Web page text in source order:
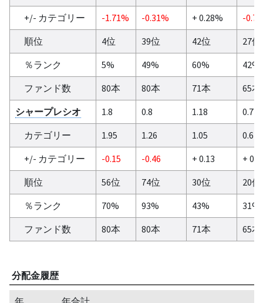
+/- カテゴリー
-1.71% -0.31% + 0.28%
-
順位
4位 39位 42位
27位
％ランク
5% 49% 60%
42%
ファンド数
80本 80本 71本
65本
シャープレシオ
1.8 0.8 1.18
0.74
カテゴリー
1.95 1.26 1.05
0.64
+/- カテゴリー
-0.15 -0.46 + 0.13
+ 0.1
順位
56位 74位 30位
20位
％ランク
70% 93% 43%
31%
ファンド数
80本 80本 71本 65本
分配金履歴